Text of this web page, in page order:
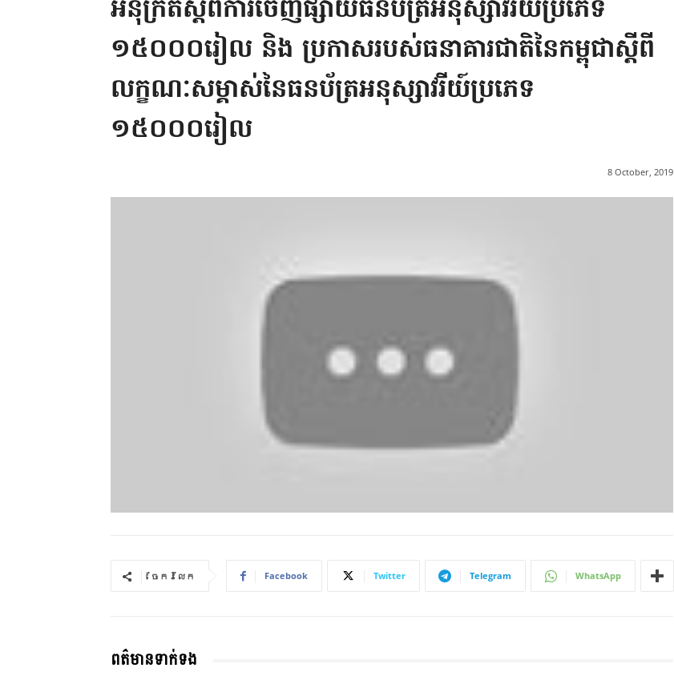
ប្រតិកម្ម
អនុក្រិតស្តីពីការចេញផ្សាយធនប័ត្រអនុស្សាវរីយ៍ប្រភេទ
១៥០០០រៀល និង ប្រកាសរបស់ធនាគារជាតិនៃកម្ពុជាស្តីពី
លក្ខណៈសម្គាស់នៃធនប័ត្រអនុស្សាវរីយ៍ប្រភេទ
១៥០០០រៀល
8 October, 2019
ចែករំលែក Facebook Twitter Telegram WhatsApp
ពត៌មានទាក់ទង